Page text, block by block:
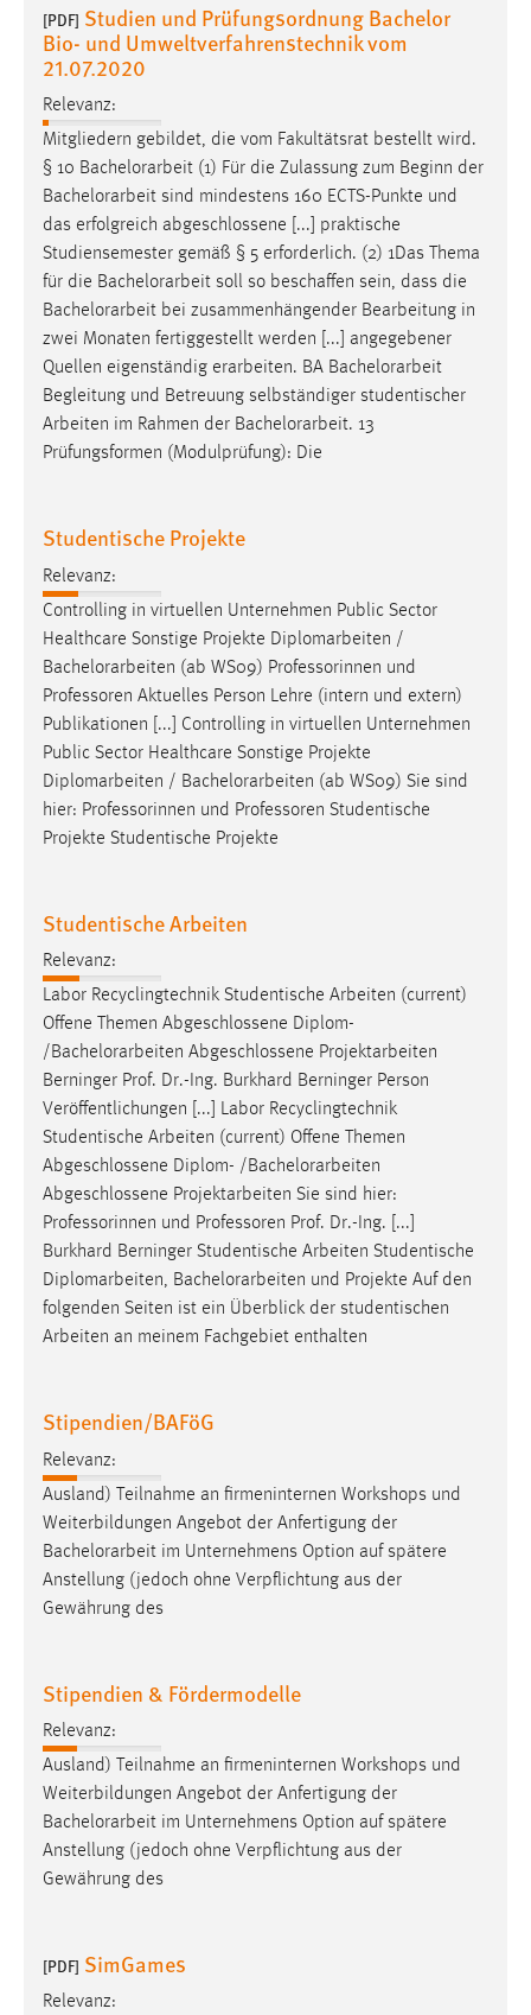
[PDF] Studien und Prüfungsordnung Bachelor
Bio- und Umweltverfahrenstechnik vom
21.07.2020
Relevanz:
Mitgliedern gebildet, die vom Fakultätsrat bestellt wird.
§ 10 Bachelorarbeit (1) Für die Zulassung zum Beginn der
Bachelorarbeit sind mindestens 160 ECTS-Punkte und
das erfolgreich abgeschlossene [...] praktische
Studiensemester gemäß § 5 erforderlich. (2) 1Das Thema
für die Bachelorarbeit soll so beschaffen sein, dass die
Bachelorarbeit bei zusammenhängender Bearbeitung in
zwei Monaten fertiggestellt werden [...] angegebener
Quellen eigenständig erarbeiten. BA Bachelorarbeit
Begleitung und Betreuung selbständiger studentischer
Arbeiten im Rahmen der Bachelorarbeit. 13
Prüfungsformen (Modulprüfung): Die
Studentische Projekte
Relevanz:
Controlling in virtuellen Unternehmen Public Sector
Healthcare Sonstige Projekte Diplomarbeiten /
Bachelorarbeiten (ab WS09) Professorinnen und
Professoren Aktuelles Person Lehre (intern und extern)
Publikationen [...] Controlling in virtuellen Unternehmen
Public Sector Healthcare Sonstige Projekte
Diplomarbeiten / Bachelorarbeiten (ab WS09) Sie sind
hier: Professorinnen und Professoren Studentische
Projekte Studentische Projekte
Studentische Arbeiten
Relevanz:
Labor Recyclingtechnik Studentische Arbeiten (current)
Offene Themen Abgeschlossene Diplom-
/ Bachelorarbeiten Abgeschlossene Projektarbeiten
Berninger Prof. Dr.-Ing. Burkhard Berninger Person
Veröffentlichungen [...] Labor Recyclingtechnik
Studentische Arbeiten (current) Offene Themen
Abgeschlossene Diplom- / Bachelorarbeiten
Abgeschlossene Projektarbeiten Sie sind hier:
Professorinnen und Professoren Prof. Dr.-Ing. [...]
Burkhard Berninger Studentische Arbeiten Studentische
Diplomarbeiten, Bachelorarbeiten und Projekte Auf den
folgenden Seiten ist ein Überblick der studentischen
Arbeiten an meinem Fachgebiet enthalten
Stipendien/BAFöG
Relevanz:
Ausland) Teilnahme an firmeninternen Workshops und
Weiterbildungen Angebot der Anfertigung der
Bachelorarbeit im Unternehmens Option auf spätere
Anstellung (jedoch ohne Verpflichtung aus der
Gewährung des
Stipendien & Fördermodelle
Relevanz:
Ausland) Teilnahme an firmeninternen Workshops und
Weiterbildungen Angebot der Anfertigung der
Bachelorarbeit im Unternehmens Option auf spätere
Anstellung (jedoch ohne Verpflichtung aus der
Gewährung des
[PDF] SimGames
Relevanz: